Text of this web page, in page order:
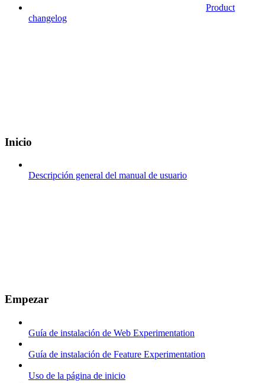
Product
changelog
Inicio
Descripción general del manual de usuario
Empezar
Guía de instalación de Web Experimentation
Guía de instalación de Feature Experimentation
Uso de la página de inicio